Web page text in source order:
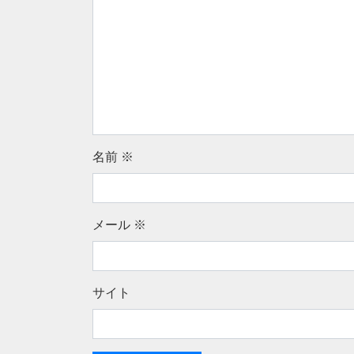
名前 ※
メール ※
サイト